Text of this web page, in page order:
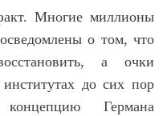
Многие миллионы
о том, что
а очки
до сих пор
Германа